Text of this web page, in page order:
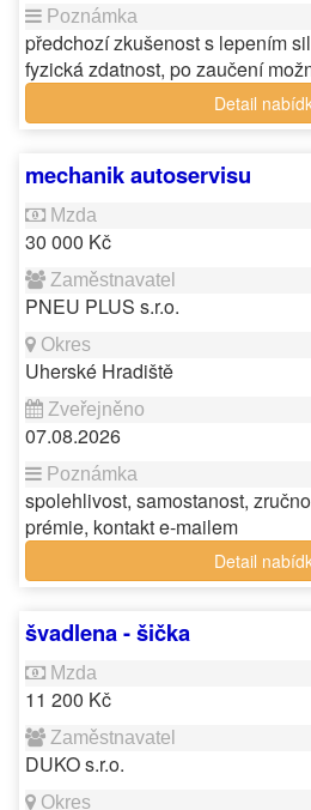
předchozí zkušenost s lepením
fyzická zdatnost, po zaučení
Detail
mechanik autoservisu
30 000 Kč
PNEU PLUS s.r.o.
Uherské Hradiště
07.08.2026
spolehlivost, samostanost,
prémie, kontakt e-mailem
Detail
švadlena - šička
11 200 Kč
DUKO s.r.o.